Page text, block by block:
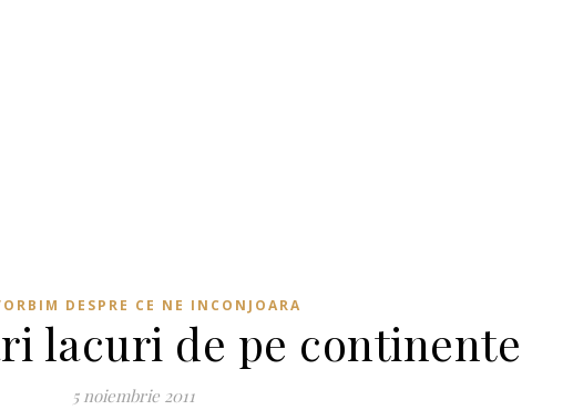
DESPRE CE NE INCONJOARA
lacuri de pe continente
5 noiembrie 2011